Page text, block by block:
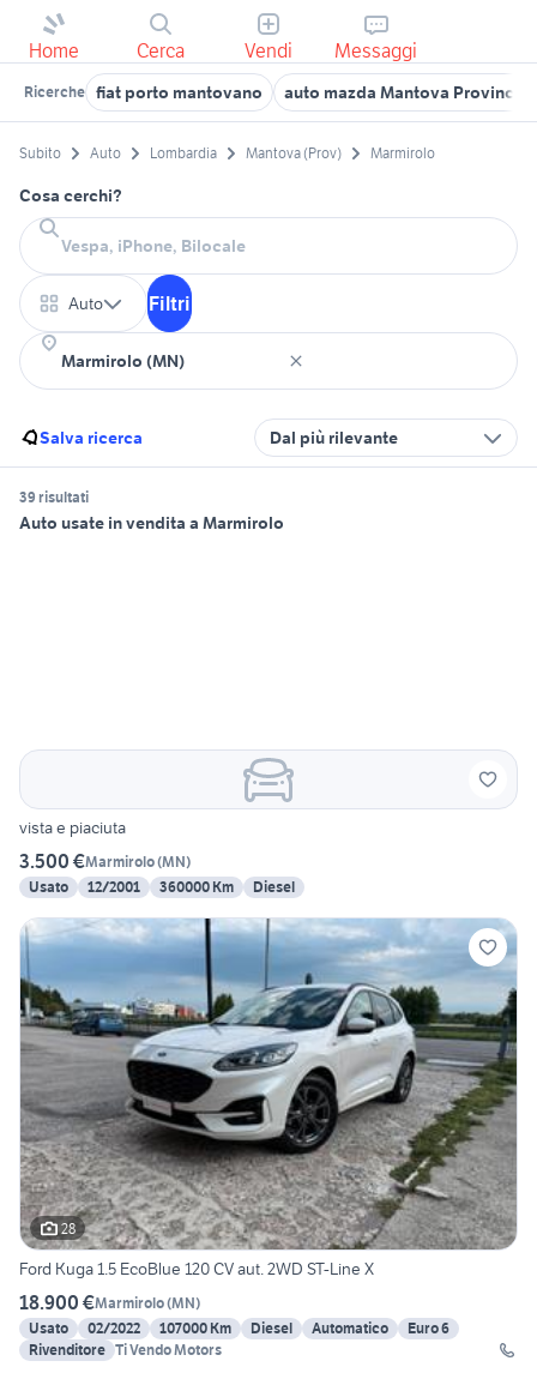
Home Cerca Vendi Messaggi
Ricerche fiat porto mantovano auto mazda Mantova Provincia
Subito Auto Lombardia Mantova (Prov) Marmirolo
Cosa cerchi?
Auto Filtri
Salva ricerca Dal più rilevante
39 risultati
Auto usate in vendita a Marmirolo
vista e piaciuta
3.500 €Marmirolo(MN)
Usato
12/2001 360000 Km Diesel
28
Ford Kuga 1.5 EcoBlue 120 CV aut. 2WD ST-Line X
18.900 €Marmirolo(MN)
Usato
02/2022 107000 Km Diesel Automatico
Euro 6
Rivenditore Ti Vendo Motors